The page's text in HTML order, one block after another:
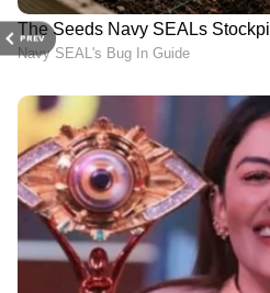
PREV